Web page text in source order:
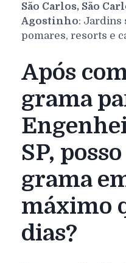
São Carlos, São
Agostinho: Jardins
pomares, resorts e
Após
grama
SP,
grama
máximo
dias?